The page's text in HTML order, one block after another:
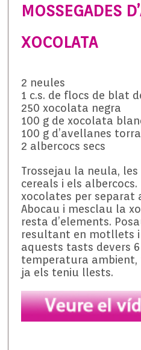
MOSSEGADES
XOCOLATA
2 neules
1 c.s. de flocs de blat
250 xocolata negra
100 g de xocolata
100 g d’avellanes
2 albercocs secs
Trossejau la neula,
cereals i els
xocolates per separat
Abocau i mesclau la
resta d’elements.
resultant en motllets i
aquests tasts devers
temperatura
ja els teniu llests.